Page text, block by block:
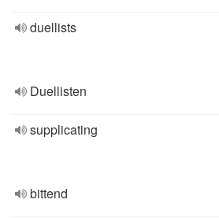
duellists
Duellisten
supplicating
bittend